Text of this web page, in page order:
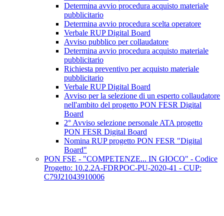
Determina avvio procedura acquisto materiale
pubblicitario
Determina avvio procedura scelta operatore
Verbale RUP Digital Board
Avviso pubblico per collaudatore
Determina avvio procedura acquisto materiale
pubblicitario
Richiesta preventivo per acquisto materiale
pubblicitario
Verbale RUP Digital Board
Avviso per la selezione di un esperto collaudatore
nell'ambito del progetto PON FESR Digital
Board
2° Avviso selezione personale ATA progetto
PON FESR Digital Board
Nomina RUP progetto PON FESR "Digital
Board"
PON FSE - "COMPETENZE... IN GIOCO" - Codice
Progetto: 10.2.2A-FDRPOC-PU-2020-41 - CUP:
C79J21043910006